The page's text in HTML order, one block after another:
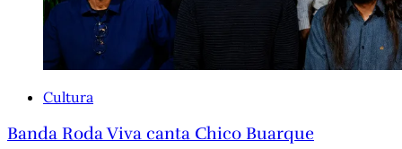
Cultura
Banda Roda Viva canta Chico Buarque